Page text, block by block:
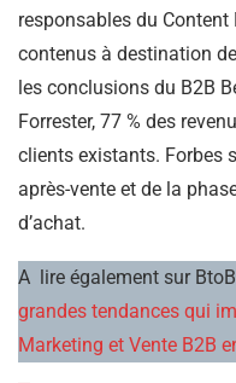
responsables du
contenus à destination
les conclusions du B2B
Forrester, 77 % des
clients existants. Forbes
après-vente et de la
d’achat.
A lire également sur
grandes tendances qui
Marketing et Vente B2B